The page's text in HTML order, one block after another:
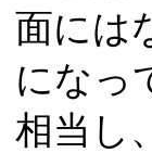
面には
になっ
相当し